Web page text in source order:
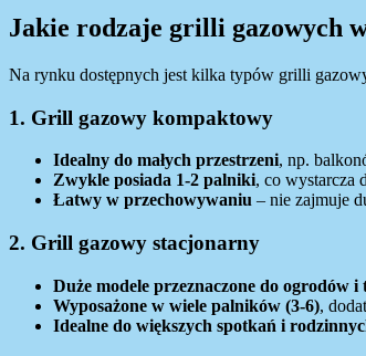
Jakie rodzaje grilli gazowych
Na rynku dostępnych jest kilka typów grilli
1. Grill gazowy kompaktowy
Idealny do małych przestrzeni, np.
Zwykle posiada 1-2 palniki, co wystarcza
Łatwy w przechowywaniu – nie zajmuje
2. Grill gazowy stacjonarny
Duże modele przeznaczone do ogrodów i
Wyposażone w wiele palników (3-6),
Idealne do większych spotkań i